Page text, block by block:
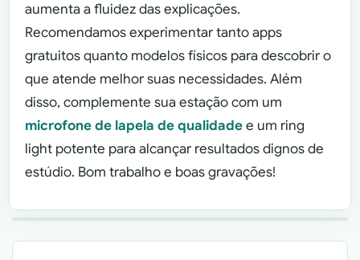
aumenta a fluidez das explicações.
Recomendamos experimentar tanto apps
gratuitos quanto modelos físicos para descobrir o
que atende melhor suas necessidades. Além
disso, complemente sua estação com um
microfone de lapela de qualidadee um ring
light potente para alcançar resultados dignos de
estúdio. Bom trabalho e boas gravações!